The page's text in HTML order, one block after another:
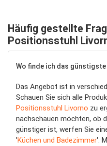
Häufig gestellte
Positionsstuhl
Wo finde ich das
Das Angebot ist in
Schauen Sie sich alle
Positionsstuhl Livorno zu
nachschauen möchten, ob
günstiger ist, werfen Sie
'Küchen und Badezimmer'.